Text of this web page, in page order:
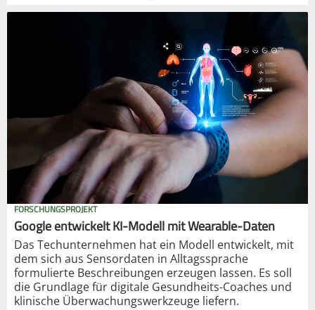
FORSCHUNGSPROJEKT
Google entwickelt KI-Modell mit Wearable-Daten
Das Techunternehmen hat ein Modell entwickelt, mit
dem sich aus Sensordaten in Alltagssprache
formulierte Beschreibungen erzeugen lassen. Es soll
die Grundlage für digitale Gesundheits-Coaches und
klinische Überwachungswerkzeuge liefern.